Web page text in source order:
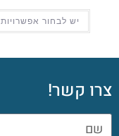
יש לבחור אפשרויות
צרו קשר!